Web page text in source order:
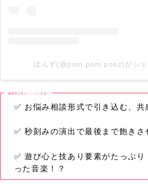
ぽんず(@pom.pom.ponz)がシェ
編集部が見た！ここに注目！
✅ お悩み相談形式で引き込む、共
✅ 秒刻みの演出で最後まで飽きさ
✅ 遊び心と技あり要素がたっぷり
った音楽！？